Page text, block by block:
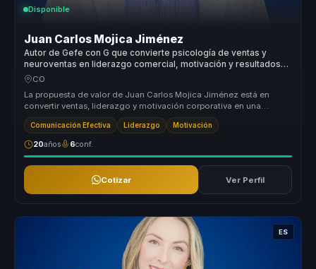
Disponible
Juan Carlos Mojica Jiménez
Autor de Gefe con G que convierte psicología de ventas y
neuroventas en liderazgo comercial, motivación y resultados
para equipos.
CO
La propuesta de valor de Juan Carlos Mojica Jiménez está en
convertir ventas, liderazgo y motivación corporativa en una
experiencia de ap...
Comunicación Efectiva Liderazgo Motivación
20años 6conf.
Cotizar Ver Perfil
ES